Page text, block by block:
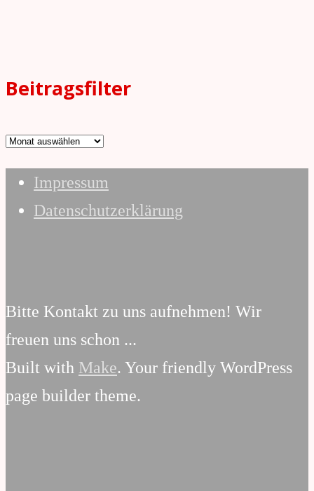
Beitragsfilter
Beitragsfilter
Impressum
Datenschutzerklärung
Bitte Kontakt zu uns aufnehmen! Wir
freuen uns schon ...
Built with Make. Your friendly WordPress
page builder theme.